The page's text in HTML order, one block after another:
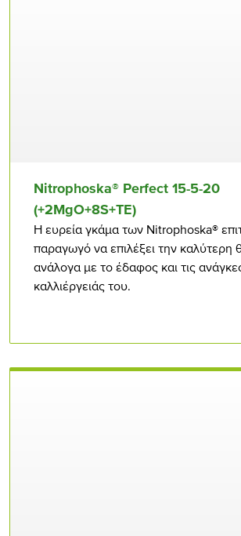
Nitrophoska® Perfect 15-5-20
(+2MgO+8S+TE)
Η ευρεία γκάμα των Nitrophoska®
παραγωγό να επιλέξει την καλύτερη
ανάλογα με το έδαφος και τις
καλλιέργειάς του.